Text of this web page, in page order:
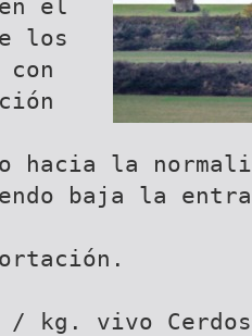
el
los
con
hacia la
baja la
/ kg. vivo